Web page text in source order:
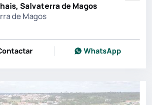
Salvaterra de Magos
de Magos
WhatsApp